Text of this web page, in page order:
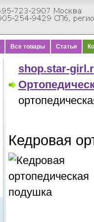
Все товары Статьи
shop.star-
Кедровая